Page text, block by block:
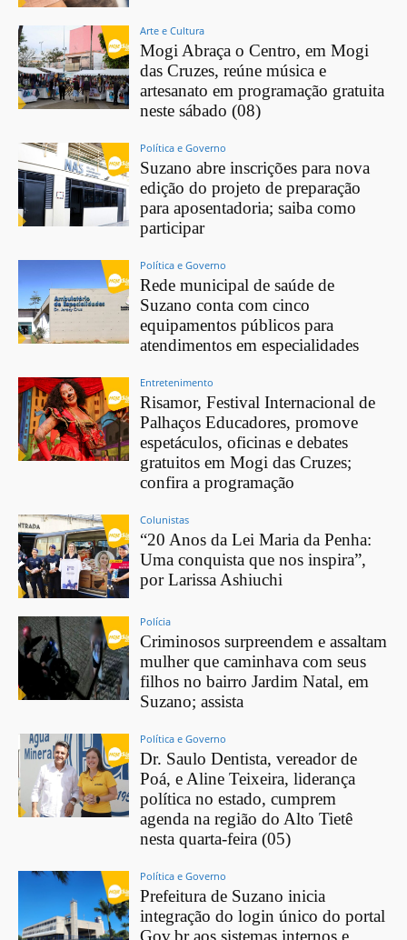
Arte e Cultura
Mogi Abraça o Centro, em Mogi
das Cruzes, reúne música e
artesanato em programação gratuita
neste sábado (08)
Política e Governo
Suzano abre inscrições para nova
edição do projeto de preparação
para aposentadoria; saiba como
participar
Política e Governo
Rede municipal de saúde de
Suzano conta com cinco
equipamentos públicos para
atendimentos em especialidades
Entretenimento
Risamor, Festival Internacional de
Palhaços Educadores, promove
espetáculos, oficinas e debates
gratuitos em Mogi das Cruzes;
confira a programação
Colunistas
“20 Anos da Lei Maria da Penha:
Uma conquista que nos inspira”,
por Larissa Ashiuchi
Polícia
Criminosos surpreendem e assaltam
mulher que caminhava com seus
filhos no bairro Jardim Natal, em
Suzano; assista
Política e Governo
Dr. Saulo Dentista, vereador de
Poá, e Aline Teixeira, liderança
política no estado, cumprem
agenda na região do Alto Tietê
nesta quarta-feira (05)
Política e Governo
Prefeitura de Suzano inicia
integração do login único do portal
Gov.br aos sistemas internos e